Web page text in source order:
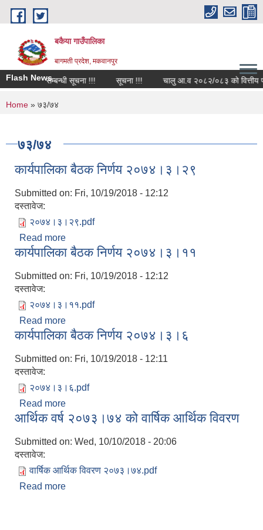
Skip to main content
बकैया गाउँपालिका
बागमती प्रदेश, मकवानपुर
Flash News
आवश्यकता सम्बन्धी सूचना !!! सूचना !!! चालु आ.व २०८२/०८३ को वित्तीय
You are here
Home » ७३/७४
७३/७४
कार्यपालिका बैठक निर्णय २०७४।३।२९
Submitted on: Fri, 10/19/2018 - 12:12
दस्तावेज:
२०७४।३।२९.pdf
Read more
कार्यपालिका बैठक निर्णय २०७४।३।११
Submitted on: Fri, 10/19/2018 - 12:12
दस्तावेज:
२०७४।३।११.pdf
Read more
कार्यपालिका बैठक निर्णय २०७४।३।६
Submitted on: Fri, 10/19/2018 - 12:11
दस्तावेज:
२०७४।३।६.pdf
Read more
आर्थिक वर्ष २०७३।७४ को वार्षिक आर्थिक विवरण
Submitted on: Wed, 10/10/2018 - 20:06
दस्तावेज:
वार्षिक आर्थिक विवरण २०७३।७४.pdf
Read more